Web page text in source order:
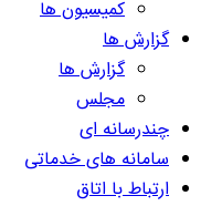
کمیسیون ها
گزارش ها
گزارش ها
مجلس
چندرسانه ای
سامانه های خدماتی
ارتباط با اتاق